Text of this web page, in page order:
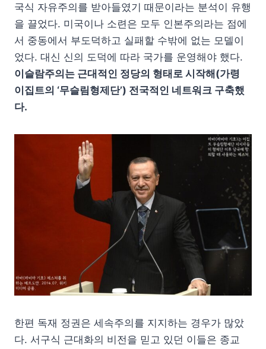
국식 자유주의를 받아들였기 때문이라는 분석이 유행
을 끌었다. 미국이나 소련은 모두 인본주의라는 점에
서 중동에서 부도덕하고 실패할 수밖에 없는 모델이
었다. 대신 신의 도덕에 따라 국가를 운영해야 했다.
이슬람주의는 근대적인 정당의 형태로 시작해(가령
이집트의 ‘무슬림형제단’) 전국적인 네트워크 구축했
다.
한편 독재 정권은 세속주의를 지지하는 경우가 많았
다. 서구식 근대화의 비전을 믿고 있던 이들은 종교